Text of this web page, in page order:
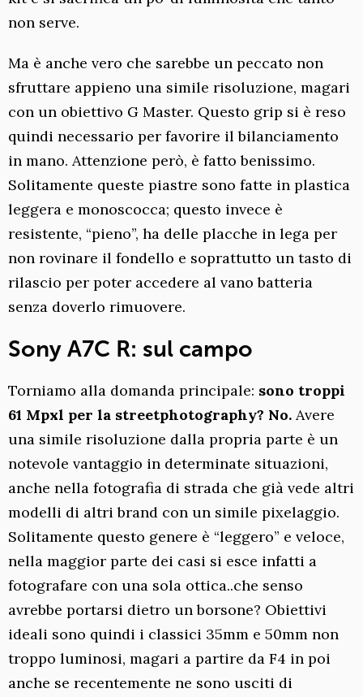
non serve.
Ma è anche vero che sarebbe un peccato non
sfruttare appieno una simile risoluzione, magari
con un obiettivo G Master. Questo grip si è reso
quindi necessario per favorire il bilanciamento
in mano. Attenzione però, è fatto benissimo.
Solitamente queste piastre sono fatte in plastica
leggera e monoscocca; questo invece è
resistente, “pieno”, ha delle placche in lega per
non rovinare il fondello e soprattutto un tasto di
rilascio per poter accedere al vano batteria
senza doverlo rimuovere.
Sony A7C R: sul campo
Torniamo alla domanda principale: sono troppi
61 Mpxl per la streetphotography? No. Avere
una simile risoluzione dalla propria parte è un
notevole vantaggio in determinate situazioni,
anche nella fotografia di strada che già vede altri
modelli di altri brand con un simile pixelaggio.
Solitamente questo genere è “leggero” e veloce,
nella maggior parte dei casi si esce infatti a
fotografare con una sola ottica..che senso
avrebbe portarsi dietro un borsone? Obiettivi
ideali sono quindi i classici 35mm e 50mm non
troppo luminosi, magari a partire da F4 in poi
anche se recentemente ne sono usciti di